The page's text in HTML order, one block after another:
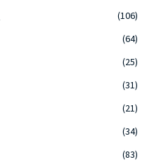
(106)
(64)
(25)
(31)
(21)
(34)
(83)